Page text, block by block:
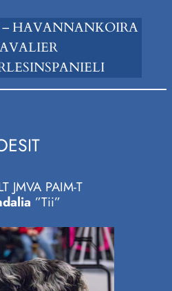
– HAVANNANKOIRA
JMVA PAIM-T
”Tii”